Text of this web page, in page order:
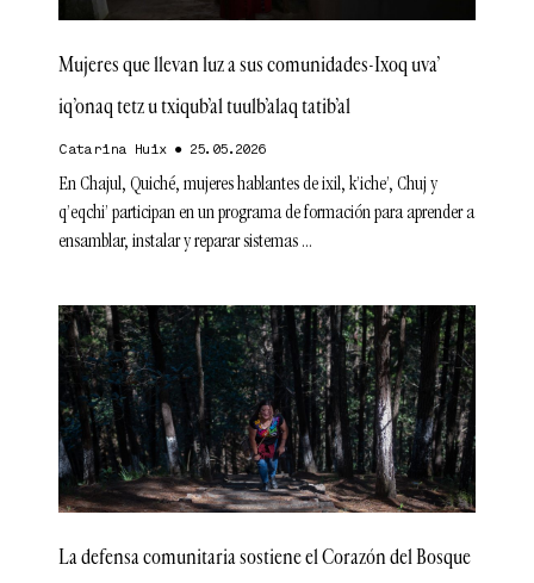
Mujeres que llevan luz a sus comunidades-Ixoq uva’
iq’onaq tetz u txiqub’al tuulb’alaq tatib’al
Catarina Huix 25.05.2026
En Chajul, Quiché, mujeres hablantes de ixil, k’iche’, Chuj y
q’eqchi’ participan en un programa de formación para aprender a
ensamblar, instalar y reparar sistemas
La defensa comunitaria sostiene el Corazón del Bosque